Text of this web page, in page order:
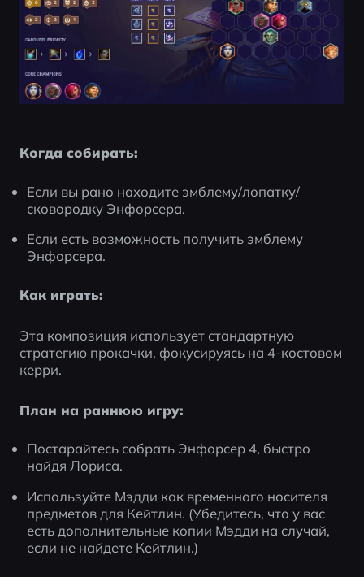
Когда собирать:
Если вы рано находите эмблему/лопатку/
сковородку Энфорсера.
Если есть возможность получить эмблему
Энфорсера.
Как играть:
Эта композиция использует стандартную
стратегию прокачки, фокусируясь на 4-костовом
керри.
План на раннюю игру:
Постарайтесь собрать Энфорсер 4, быстро
найдя Лориса.
Используйте Мэдди как временного носителя
предметов для Кейтлин. (Убедитесь, что у вас
есть дополнительные копии Мэдди на случай,
если не найдете Кейтлин.)